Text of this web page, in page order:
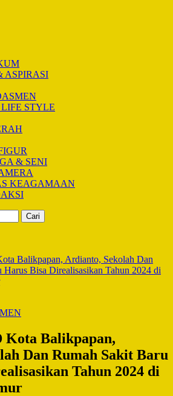
ASPIRASI
STYLE
& SENI
KEAGAMAAN
Balikpapan, Ardianto, Sekolah Dan
Harus Bisa Direalisasikan Tahun 2024 di
Kota Balikpapan,
Dan Rumah Sakit Baru
Tahun 2024 di